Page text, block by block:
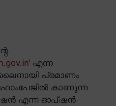
‘ എന്ന
പ്രമാണം
കാണുന്ന
എന്ന ഓപ്ഷൻ